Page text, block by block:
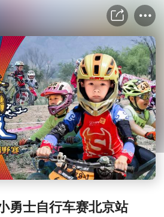
勇士自行车赛北京站